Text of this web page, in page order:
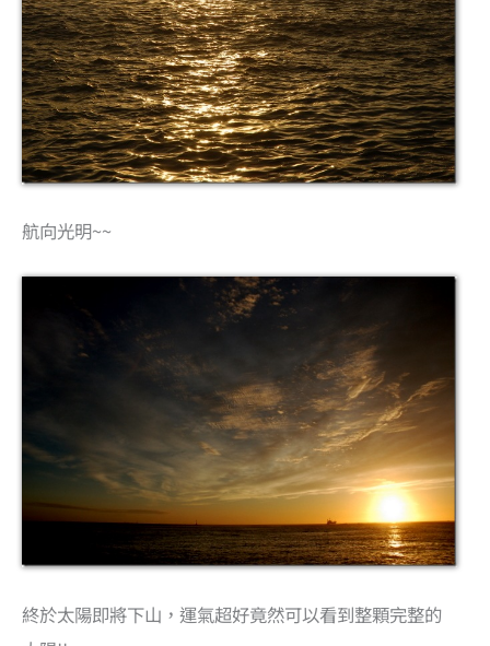
航向光明~~
終於太陽即將下山，運氣超好竟然可以看到整顆完整的